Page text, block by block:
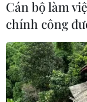
Không chỉ là
Cán bộ làm
chính công